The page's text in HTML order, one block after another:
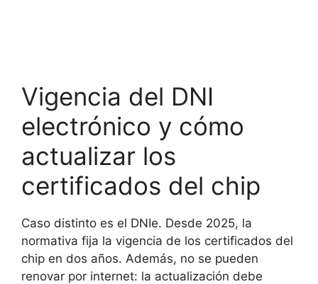
Vigencia del DNI
electrónico y cómo
actualizar los
certificados del chip
Caso distinto es el DNIe. Desde 2025, la
normativa fija la vigencia de los certificados del
chip en dos años. Además, no se pueden
renovar por internet: la actualización debe